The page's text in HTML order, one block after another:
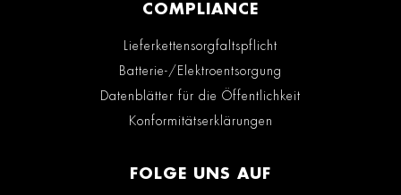
COMPLIANCE
Lieferkettensorgfaltspflicht
Batterie-/Elektroentsorgung
Datenblätter für die Öffentlichkeit
Konformitätserklärungen
FOLGE UNS AUF